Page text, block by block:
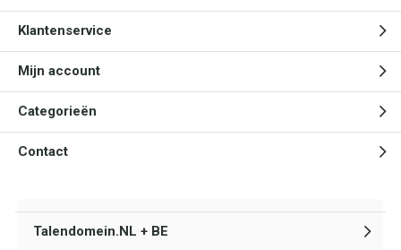
Klantenservice
Mijn account
Categorieën
Contact
Talendomein.NL + BE